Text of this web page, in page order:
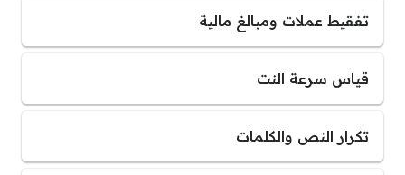
تفقيط عملات ومبالغ مالية
قياس سرعة النت
تكرار النص والكلمات